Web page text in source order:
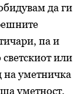
да ги
па и
или
на уметничка
уметност.